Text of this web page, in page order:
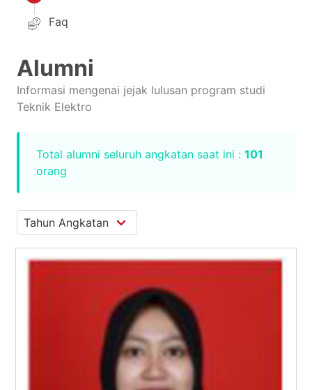
Faq
Alumni
Informasi mengenai jejak lulusan program studi
Teknik Elektro
Total alumni seluruh angkatan saat ini : 101
orang